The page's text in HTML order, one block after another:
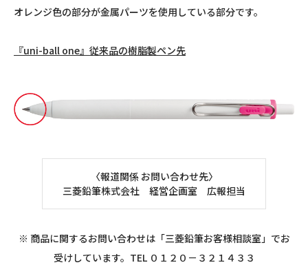
オレンジ色の部分が金属パーツを使用している部分です。
『uni-ball one』従来品の樹脂製ペン先
〈報道関係 お問い合わせ先〉
三菱鉛筆株式会社 経営企画室 広報担当
※ 商品に関するお問い合わせは「三菱鉛筆お客様相談室」でお
受けしています。TEL ０１２０－３２１４３３